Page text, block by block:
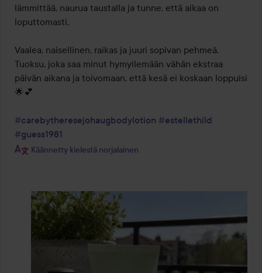
lämmittää, naurua taustalla ja tunne, että aikaa on
loputtomasti.
Vaalea, naisellinen, raikas ja juuri sopivan pehmeä.
Tuoksu, joka saa minut hymyilemään vähän ekstraa
päivän aikana ja toivomaan, että kesä ei koskaan loppuisi
🌟💕
#carebytheresejohaugbodylotion #estellethild
#guess1981
Käännetty kielestä norjalainen